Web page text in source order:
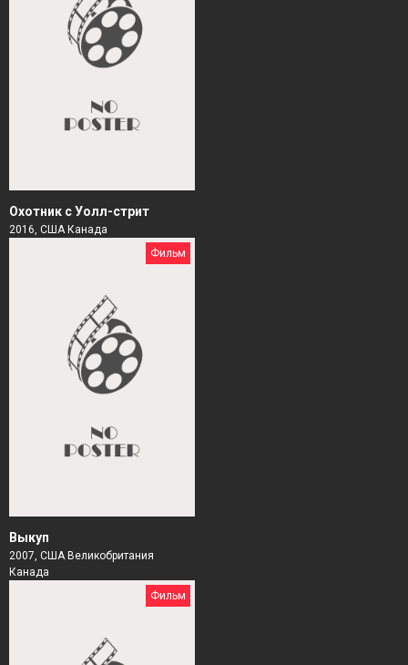
Охотник с Уолл-стрит
2016, США Канада
Фильм
Выкуп
2007, США Великобритания
Канада
Фильм